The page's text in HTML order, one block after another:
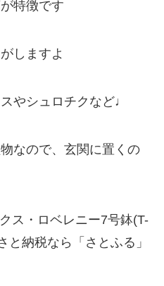
特徴です
しますよ
やシュロチクなど♩
なので、玄関に置くの